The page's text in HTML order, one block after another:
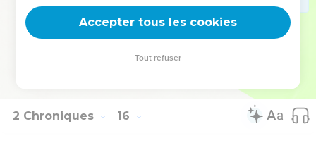
Il déposa dans la maison de Dieu les offrandes consacrées
par son père et par lui-même : de l'argent, de l'or et divers
2 Chroniques 16
Accepter tous les cookies
Tout refuser